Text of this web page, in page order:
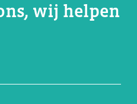
wij helpen